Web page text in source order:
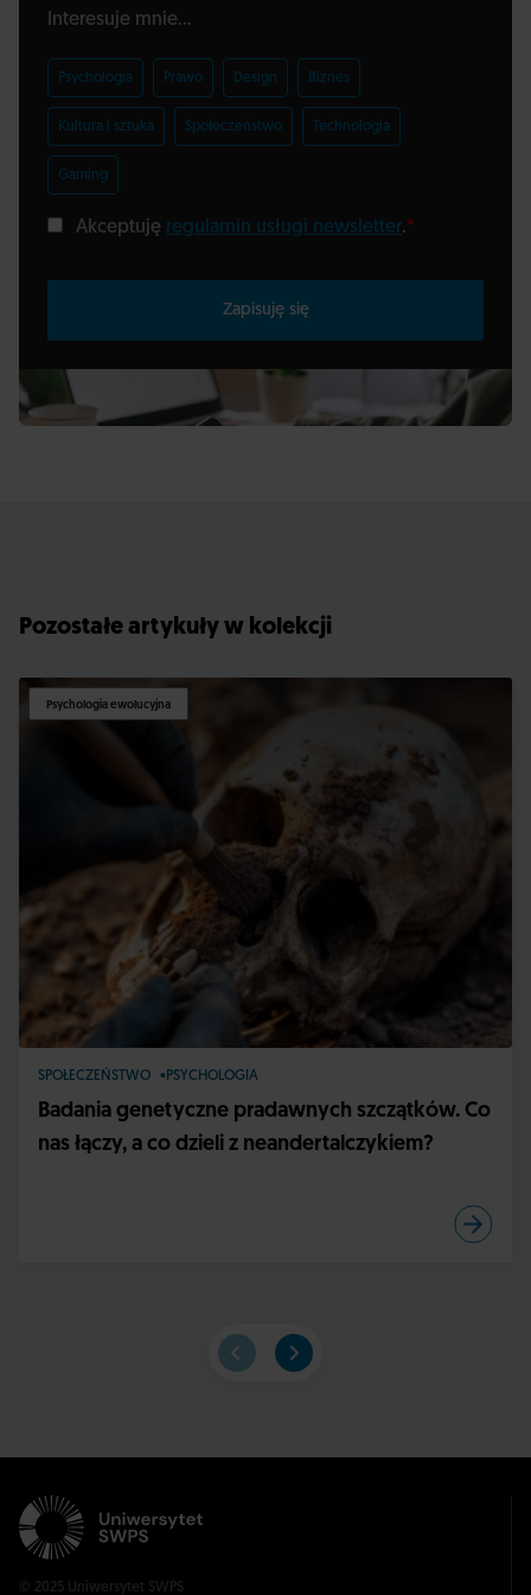
Interesuje mnie...
Psychologia Prawo Design Biznes
Kultura i sztuka Społeczeństwo Technologia
Gaming
Akceptuję regulamin usługi newsletter.*
Zapisuję się
Pozostałe artykuły w kolekcji
Psychologia ewolucyjna
SPOŁECZEŃSTWO PSYCHOLOGIA
Badania genetyczne pradawnych szczątków. Co
nas łączy, a co dzieli z neandertalczykiem?
© 2025 Uniwersytet SWPS